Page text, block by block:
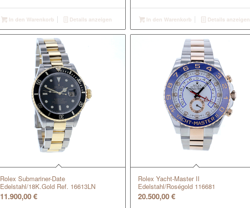
In den Warenkorb Details anzeigen In den Warenkorb Details anzeigen
Rolex Submariner-Date
Edelstahl/18K.Gold Ref. 16613LN
11.900,00€
Rolex Yacht-Master II
Edelstahl/Roségold 116681
20.500,00€